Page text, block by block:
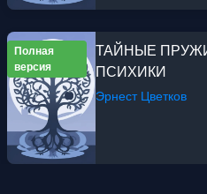
Полная
версия
ТАЙНЫЕ
ПСИХИКИ
Эрнест Цветков